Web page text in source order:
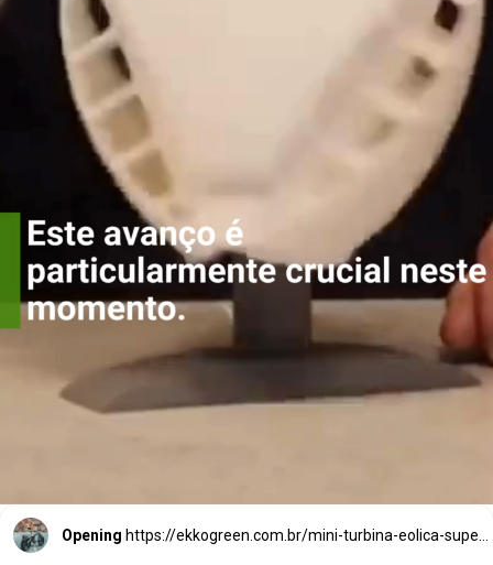
Este avanço é
particularmente
crucial neste
momento.
Opening https://ekkogreen.com.br/mini-turbina-eolica-supera-paineis-solares/